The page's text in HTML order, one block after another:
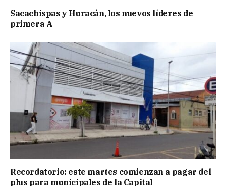
Sacachispas y Huracán, los nuevos líderes de
primera A
Recordatorio: este martes comienzan a pagar del
plus para municipales de la Capital